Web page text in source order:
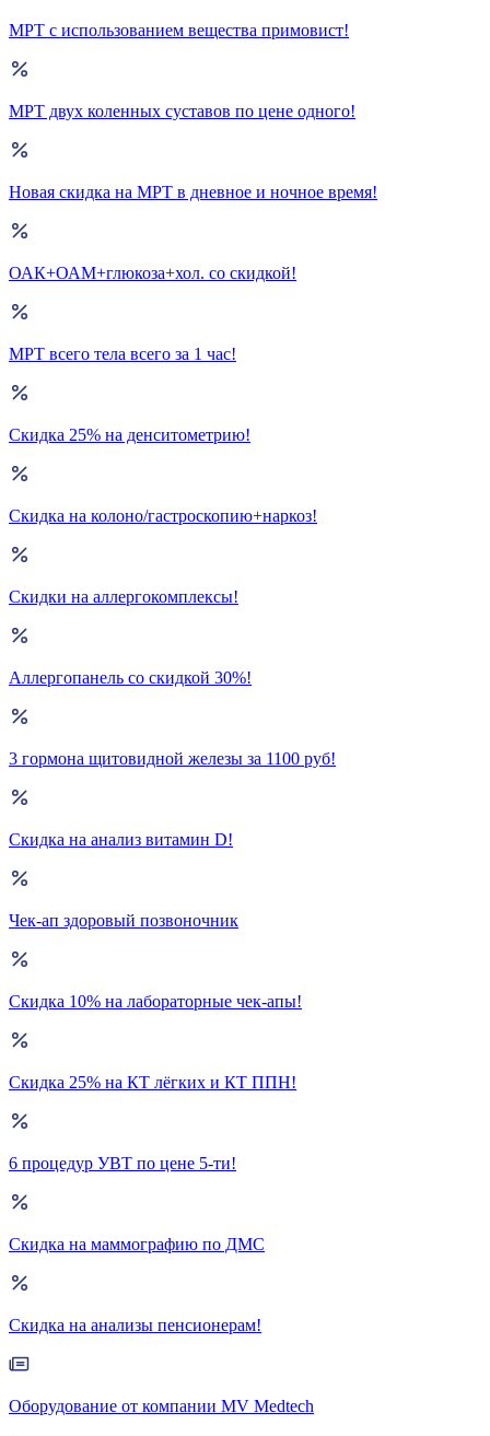
МРТ с использованием вещества примовист!
МРТ двух коленных суставов по цене одного!
Новая скидка на МРТ в дневное и ночное время!
ОАК+ОАМ+глюкоза+хол. со скидкой!
МРТ всего тела всего за 1 час!
Скидка 25% на денситометрию!
Скидка на колоно/гастроскопию+наркоз!
Скидки на аллергокомплексы!
Аллергопанель со скидкой 30%!
3 гормона щитовидной железы за 1100 руб!
Скидка на анализ витамин D!
Чек-ап здоровый позвоночник
Скидка 10% на лабораторные чек-апы!
Скидка 25% на КТ лёгких и КТ ППН!
6 процедур УВТ по цене 5-ти!
Скидка на маммографию по ДМС
Скидка на анализы пенсионерам!
Оборудование от компании MV Medtech